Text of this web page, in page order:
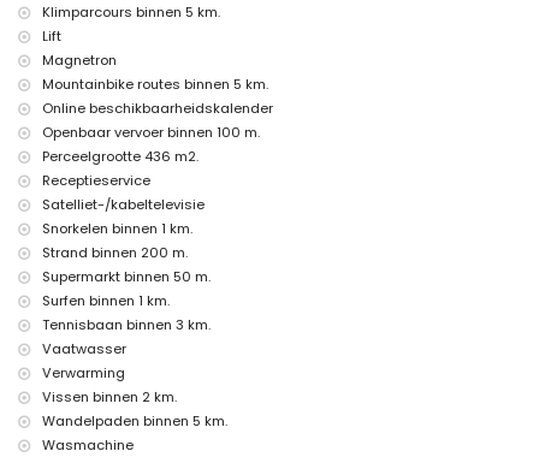
Bezienswaardigheden en cultuur in Jávea, Costa Blanca
museum (Histórico de Jávea), kerk (San Bartolomé, Jávea), ruïne
(Molinos de Viento, Jávea), monument (Pueblo Histórico, Jávea),
architectonisch gebouw (Histórico de Jávea), historische plaats
(Pueblo Histórico en Jávea) (binnen 5 kilometer van de
accommodatie)
kasteel (Portal de la Vila en Dénia) (binnen 25 kilometer van de
accommodatie)
Sport
fietsen, kanoën, kajakken, snorkelen en surfen (binnen 1000 meter van
het appartement)
tennis, wandelen, mountainbiken, klimmen, vissen, duiken, windsurfen
en waterskiën (binnen 5 kilometer van het appartement)
Klimparcours binnen 5 km.
Lift
Magnetron
Mountainbike routes binnen 5 km.
Online beschikbaarheidskalender
Openbaar vervoer binnen 100 m.
Perceelgrootte 436 m2.
Receptieservice
Satelliet-/kabeltelevisie
Snorkelen binnen 1 km.
Strand binnen 200 m.
Supermarkt binnen 50 m.
Surfen binnen 1 km.
Tennisbaan binnen 3 km.
Vaatwasser
Verwarming
Vissen binnen 2 km.
Wandelpaden binnen 5 km.
Wasmachine